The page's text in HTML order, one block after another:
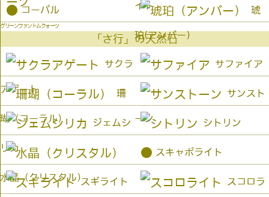
グリーンファントムクォーツ
イト
● コーパル 琥
珀(アンバー）
「さ行」の天然石
サクラ
アゲート
サファイア
珊
瑚（コーラル）
サンスト
ーン
ジェムシ
リカ
シトリン
水晶（クリスタル）
● スキャポライト
スギライト スコロラ